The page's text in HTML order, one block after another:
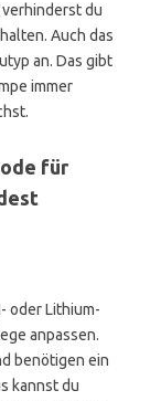
verhinderst du
Auch das
an. Das gibt
immer
für
oder Lithium-
anpassen.
benötigen ein
kannst du